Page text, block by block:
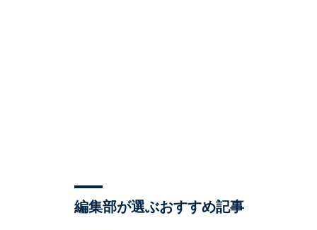
編集部が選ぶおすすめ記事